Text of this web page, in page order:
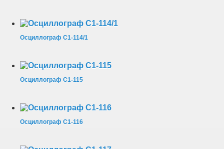
Осциллограф С1-114/1
Осциллограф С1-115
Осциллограф С1-116